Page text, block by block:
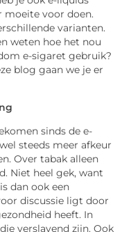
moeite voor doen.
varianten.
weten hoe het nou
e-sigaret gebruik?
blog gaan we je er
sinds de e-
steeds meer afkeur
Over tabak alleen
Niet heel gek, want
dan ook een
discussie ligt door
heeft. In
verslavend zijn. Ook